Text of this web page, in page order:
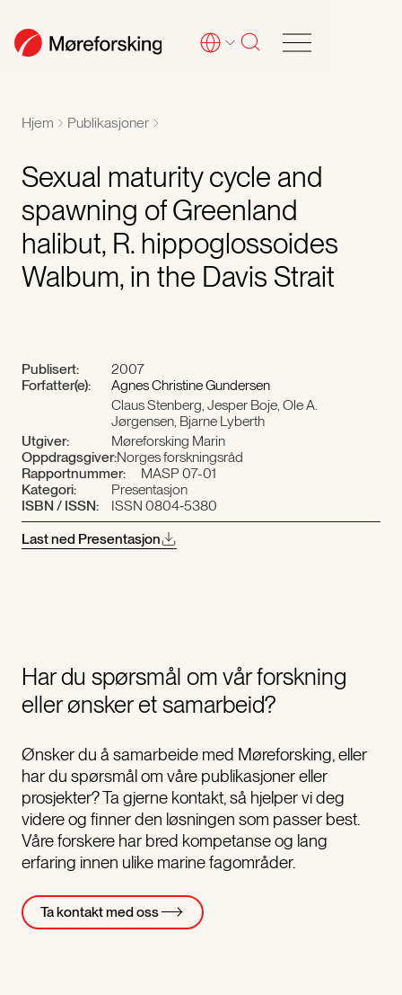
Hjem Publikasjoner
Sexual maturity cycle and
spawning of Greenland
halibut, R. hippoglossoides
Walbum, in the Davis Strait
Publisert:
2007
Forfatter(e):
Agnes Christine Gundersen
Claus Stenberg, Jesper Boje, Ole A.
Jørgensen, Bjarne Lyberth
Utgiver:
Møreforsking Marin
Oppdragsgiver:Norges forskningsråd
Rapportnummer:
MASP 07-01
Kategori:
Presentasjon
ISBN / ISSN:
ISSN 0804‐5380
Last ned Presentasjon
Har du spørsmål om vår forskning
eller ønsker et samarbeid?
Ønsker du å samarbeide med Møreforsking, eller
har du spørsmål om våre publikasjoner eller
prosjekter? Ta gjerne kontakt, så hjelper vi deg
videre og finner den løsningen som passer best.
Våre forskere har bred kompetanse og lang
erfaring innen ulike marine fagområder.
Ta kontakt med oss